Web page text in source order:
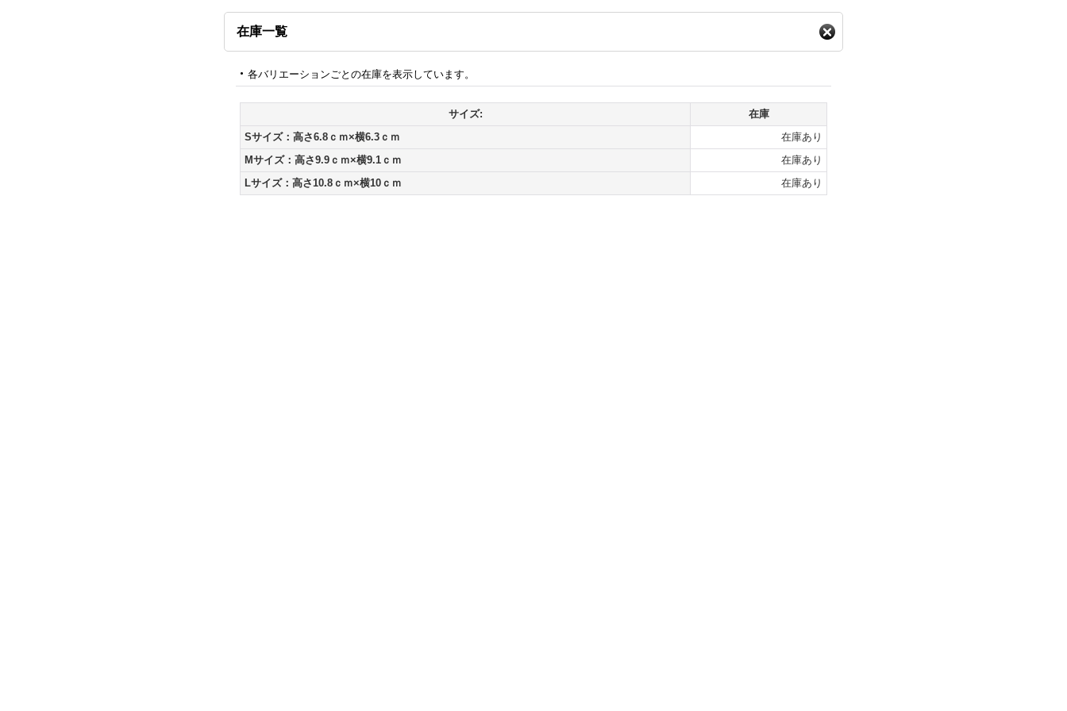
在庫一覧
各バリエーションごとの在庫を表示しています。
サイズ:
在庫
Sサイズ：高さ6.8ｃｍ×横6.3ｃｍ
在庫あり
Mサイズ：高さ9.9ｃｍ×横9.1ｃｍ
在庫あり
Lサイズ：高さ10.8ｃｍ×横10ｃｍ
在庫あり